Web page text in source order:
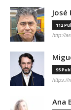
José
112
http://
95
https://
Ana